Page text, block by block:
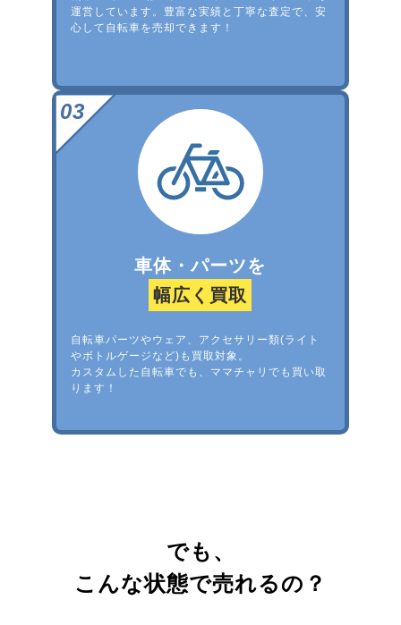
運営しています。豊富な実績と丁寧な査定で、安
心して自転車を売却できます！
車体・パーツを
幅広く買取
自転車パーツやウェア、アクセサリー類(ライト
やボトルゲージなど)も買取対象。
カスタムした自転車でも、ママチャリでも買い取
ります！
でも、
こんな状態で売れるの？